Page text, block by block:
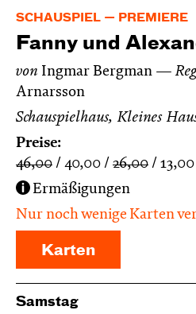
SCHAUSPIEL PREMIERE
Fanny und
von Ingmar Bergman
Arnarsson
Schauspielhaus, Kleines
Preise:
46,00
40,00 26,00 13,00
Ermäßigungen
Nur noch wenige Karten
Karten
Samstag